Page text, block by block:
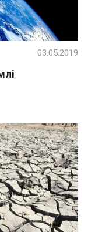
03.05.2019